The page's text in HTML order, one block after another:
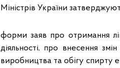
Міністрів України
форми заяв про отримання
діяльності, про внесення
виробництва та обігу спирту